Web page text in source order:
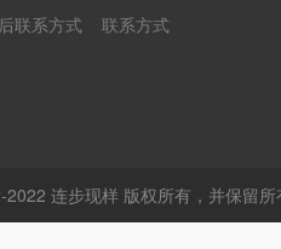
联系方式
联系方式
连步现样 版权所有，并保留